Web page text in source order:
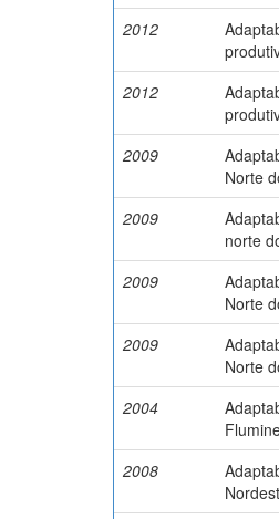
2012
2012
2009
Norte
2009
norte
2009
Norte
2009
Norte
2004
2008